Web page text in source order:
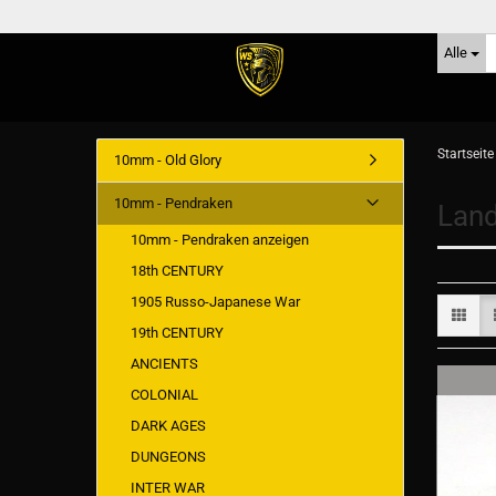
Alle
Startseite
10mm - Old Glory
10mm - Pendraken
10mm - Pendraken anzeigen
18th CENTURY
1905 Russo-Japanese War
19th CENTURY
ANCIENTS
COLONIAL
DARK AGES
DUNGEONS
INTER WAR